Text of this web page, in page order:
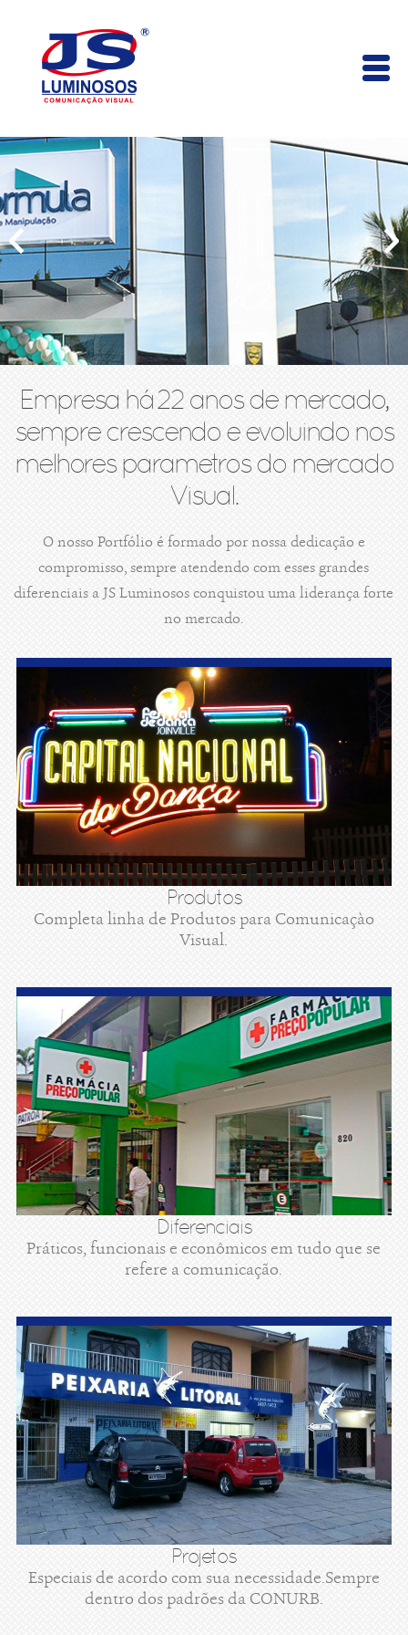
Empresa há 22 anos de mercado,
sempre crescendo e evoluindo nos
melhores parametros do mercado
Visual.
O nosso Portfólio é formado por nossa dedicação e
compromisso, sempre atendendo com esses grandes
diferenciais a JS Luminosos conquistou uma liderança forte
no mercado.
Produtos
Completa linha de Produtos para Comunicaçào
Visual.
Diferenciais
Práticos, funcionais e econômicos em tudo que se
refere a comunicação.
Projetos
Especiais de acordo com sua necessidade.Sempre
dentro dos padrões da CONURB.